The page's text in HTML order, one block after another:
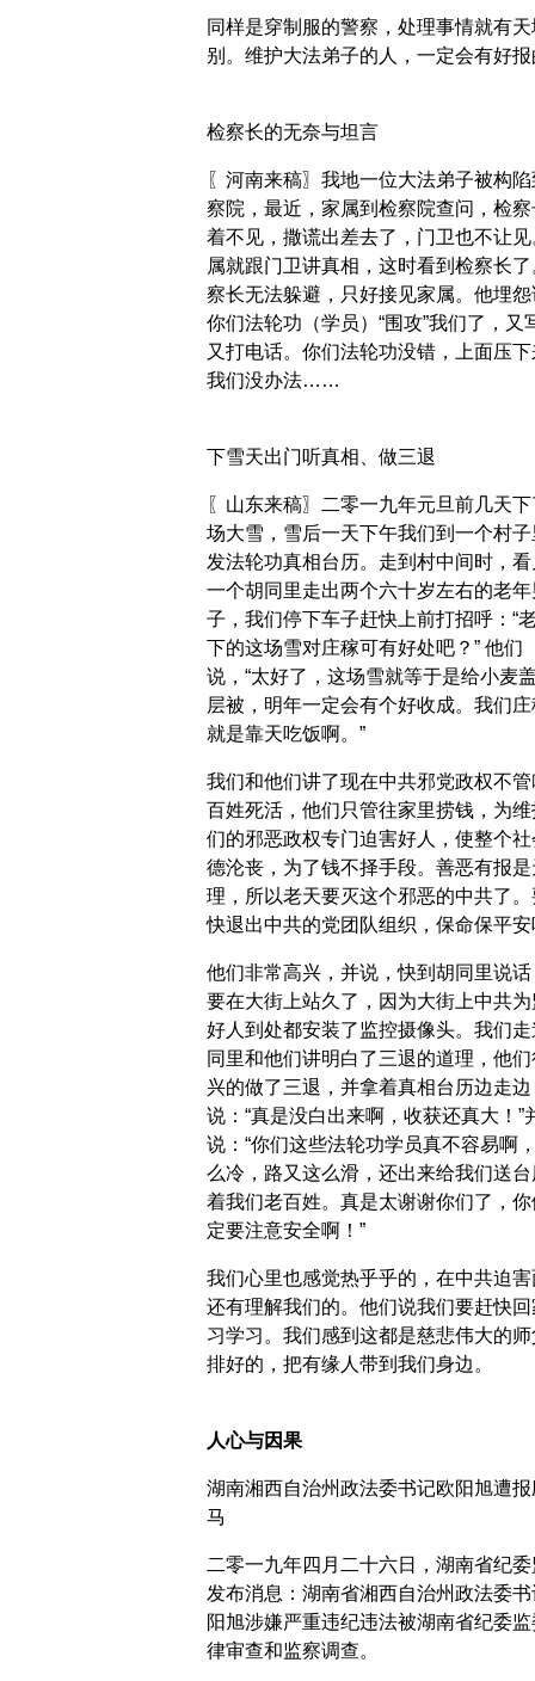
同样是穿制服的警察，处理事情就有
别。维护大法弟子的人，一定会有好报
检察长的无奈与坦言
〖河南来稿〗我地一位大法弟子被构
察院，最近，家属到检察院查问，检察
着不见，撒谎出差去了，门卫也不让见
属就跟门卫讲真相，这时看到检察长
察长无法躲避，只好接见家属。他埋怨
你们法轮功（学员）“围攻”我们了，又
又打电话。你们法轮功没错，上面压
我们没办法……
下雪天出门听真相、做三退
〖山东来稿〗二零一九年元旦前几天
场大雪，雪后一天下午我们到一个村子
发法轮功真相台历。走到村中间时，看
一个胡同里走出两个六十岁左右的老年
子，我们停下车子赶快上前打招呼：“
下的这场雪对庄稼可有好处吧？” 他们
说，“太好了，这场雪就等于是给小麦
层被，明年一定会有个好收成。我们
就是靠天吃饭啊。”
我们和他们讲了现在中共邪党政权不管
百姓死活，他们只管往家里捞钱，为维
们的邪恶政权专门迫害好人，使整个社
德沦丧，为了钱不择手段。善恶有报是
理，所以老天要灭这个邪恶的中共了。
快退出中共的党团队组织，保命保平安
他们非常高兴，并说，快到胡同里说话
要在大街上站久了，因为大街上中共为
好人到处都安装了监控摄像头。我们走
同里和他们讲明白了三退的道理，他
兴的做了三退，并拿着真相台历边走边
说：“真是没白出来啊，收获还真大！”
说：“你们这些法轮功学员真不容易啊
么冷，路又这么滑，还出来给我们送台
着我们老百姓。真是太谢谢你们了，你
定要注意安全啊！”
我们心里也感觉热乎乎的，在中共迫害
还有理解我们的。他们说我们要赶快回
习学习。我们感到这都是慈悲伟大的师
排好的，把有缘人带到我们身边。
人心与因果
湖南湘西自治州政法委书记欧阳旭遭报
马
二零一九年四月二十六日，湖南省纪
发布消息：湖南省湘西自治州政法委书
阳旭涉嫌严重违纪违法被湖南省纪委
律审查和监察调查。